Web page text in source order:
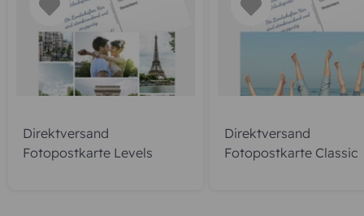
Direktversand
Fotopostkarte Levels
Direktversand
Fotopostkarte Classic